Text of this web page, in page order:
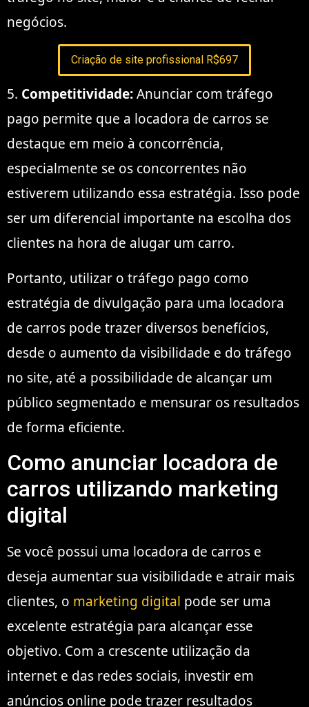
negócios.
Criação de site profissional R$697
5. Competitividade:Anunciar com tráfego
pago permite que a locadora de carros se
destaque em meio à concorrência,
especialmente se os concorrentes não
estiverem utilizando essa estratégia. Isso pode
ser um diferencial importante na escolha dos
clientes na hora de alugar um carro.
Portanto, utilizar o tráfego pago como
estratégia de divulgação para uma locadora
de carros pode trazer diversos benefícios,
desde o aumento da visibilidade e do tráfego
no site, até a possibilidade de alcançar um
público segmentado e mensurar os resultados
de forma eficiente.
Como anunciar locadora de
carros utilizando marketing
digital
Se você possui uma locadora de carros e
deseja aumentar sua visibilidade e atrair mais
clientes, o marketing digital pode ser uma
excelente estratégia para alcançar esse
objetivo. Com a crescente utilização da
internet e das redes sociais, investir em
anúncios online pode trazer resultados